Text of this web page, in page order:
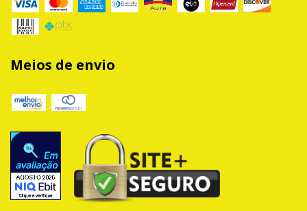
Meios de envio